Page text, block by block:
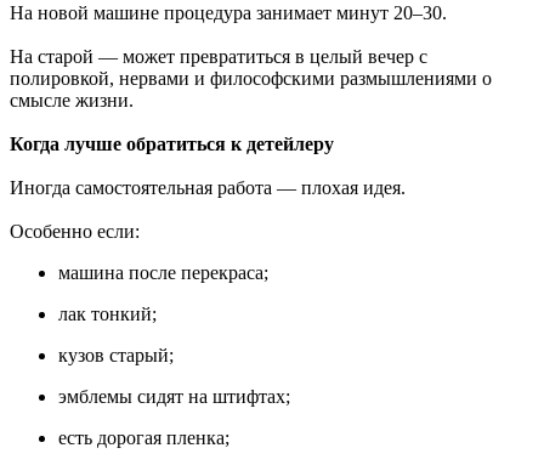
На новой машине процедура занимает минут 20–30.
На старой — может превратиться в целый вечер с
полировкой, нервами и философскими размышлениями о
смысле жизни.
Когда лучше обратиться к детейлеру
Иногда самостоятельная работа — плохая идея.
Особенно если:
машина после перекраса;
лак тонкий;
кузов старый;
эмблемы сидят на штифтах;
есть дорогая пленка;